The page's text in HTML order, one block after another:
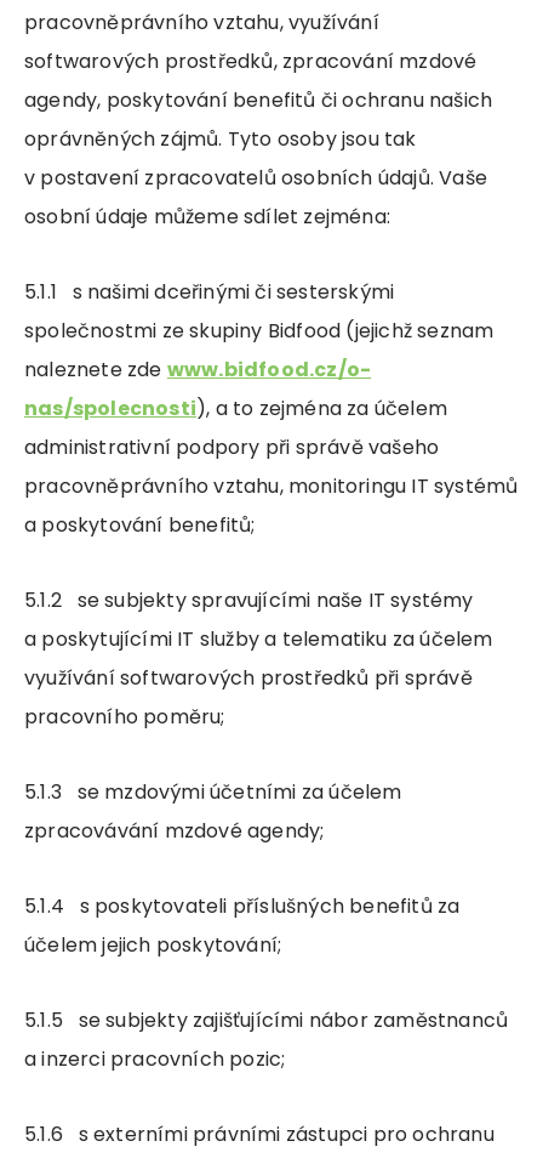
pracovněprávního vztahu, využívání
softwarových prostředků, zpracování mzdové
agendy, poskytování benefitů či ochranu našich
oprávněných zájmů. Tyto osoby jsou tak
v postavení zpracovatelů osobních údajů. Vaše
osobní údaje můžeme sdílet zejména:
5.1.1 s našimi dceřinými či sesterskými
společnostmi ze skupiny Bidfood (jejichž seznam
naleznete zde www.bidfood.cz/o-
nas/spolecnosti), a to zejména za účelem
administrativní podpory při správě vašeho
pracovněprávního vztahu, monitoringu IT systémů
a poskytování benefitů;
5.1.2 se subjekty spravujícími naše IT systémy
a poskytujícími IT služby a telematiku za účelem
využívání softwarových prostředků při správě
pracovního poměru;
5.1.3 se mzdovými účetními za účelem
zpracovávání mzdové agendy;
5.1.4 s poskytovateli příslušných benefitů za
účelem jejich poskytování;
5.1.5 se subjekty zajišťujícími nábor zaměstnanců
a inzerci pracovních pozic;
5.1.6 s externími právními zástupci pro ochranu